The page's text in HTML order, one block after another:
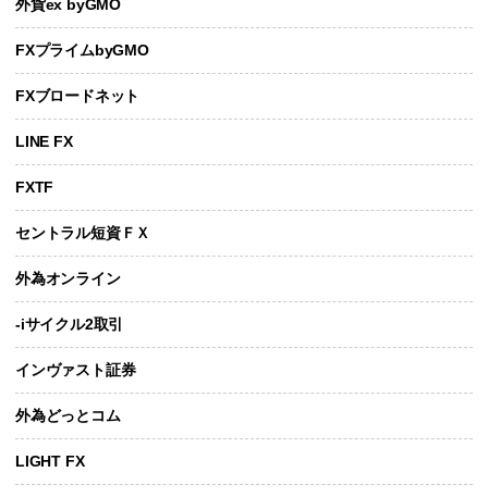
外貨ex byGMO
FXプライムbyGMO
FXブロードネット
LINE FX
FXTF
セントラル短資ＦＸ
外為オンライン
-iサイクル2取引
インヴァスト証券
外為どっとコム
LIGHT FX